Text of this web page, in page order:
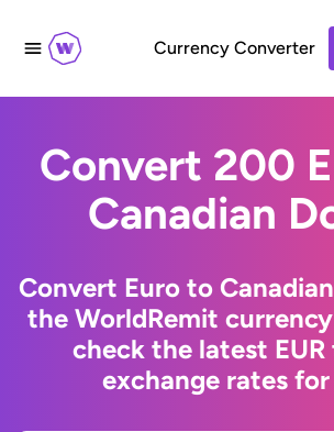
Currency Converter
Convert 200
Canadian
Convert Euro to
the WorldRemit
check the latest EUR
exchange rates